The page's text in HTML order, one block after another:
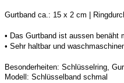
Gurtband ca.: 15 x 2 cm |
• Das Gurtband ist aussen benäht
• Sehr haltbar und
Besonderheiten: Schlüsselring,
Modell: Schlüsselband schmal